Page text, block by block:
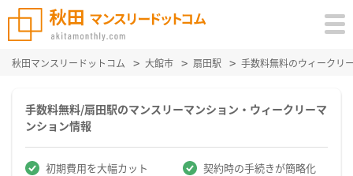
秋田マンスリードットコム 大館市 扇田駅 手数料無料のウィークリ
手数料無料/扇田駅のマンスリーマンション・ウィークリーマ
ンション情報
初期費用を大幅カット 契約時の手続きが簡略化